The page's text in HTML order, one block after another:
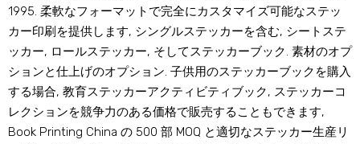
1995. 柔軟なフォーマットで完全にカスタマイズ可能なステッ
カー印刷を提供します, シングルステッカーを含む, シートステ
ッカー, ロールステッカー, そしてステッカーブック. 素材のオプ
ションと仕上げのオプション. 子供用のステッカーブックを購入
する場合, 教育ステッカーアクティビティブック, ステッカーコ
レクションを競争力のある価格で販売することもできます,
Book Printing China の 500 部 MOQ と適切なステッカー生産リ